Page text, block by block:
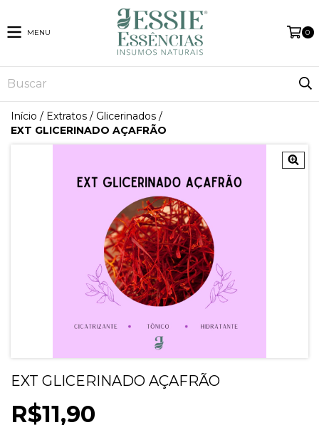
MENU 0
Início / Extratos / Glicerinados /
EXT GLICERINADO AÇAFRÃO
EXT GLICERINADO AÇAFRÃO
R$11,90